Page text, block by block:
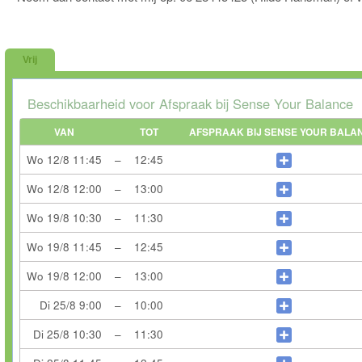
Vrij
Beschikbaarheid voor Afspraak bij Sense Your Balance
VAN TOT AFSPRAAK BIJ SENSE YOUR
Wo 12/8 11:45 –
12:45
Wo 12/8 12:00 –
13:00
Wo 19/8 10:30 –
11:30
Wo 19/8 11:45 –
12:45
Wo 19/8 12:00 –
13:00
Di 25/8 9:00 –
10:00
Di 25/8 10:30 –
11:30